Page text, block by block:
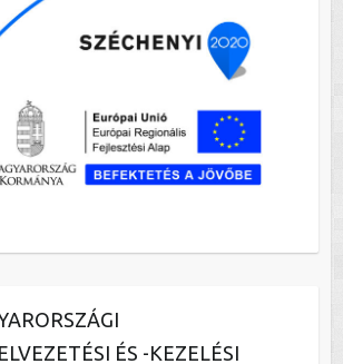
ÉS -KEZELÉSI